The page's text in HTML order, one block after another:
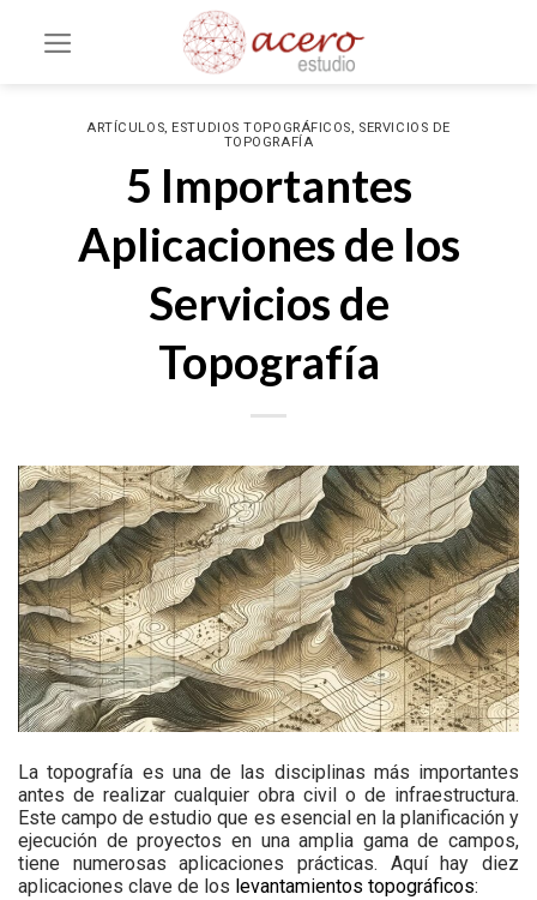
ARTÍCULOS ESTUDIOS TOPOGRÁFICOS SERVICIOS DE
TOPOGRAFÍA
5 Importantes
Aplicaciones de los
Servicios de
Topografía
La topografía es una de las disciplinas más importantes
antes de realizar cualquier obra civil o de infraestructura.
Este campo de estudio que es esencial en la planificación y
ejecución de proyectos en una amplia gama de campos,
tiene numerosas aplicaciones prácticas. Aquí hay diez
aplicaciones clave de los levantamientos topográficos: